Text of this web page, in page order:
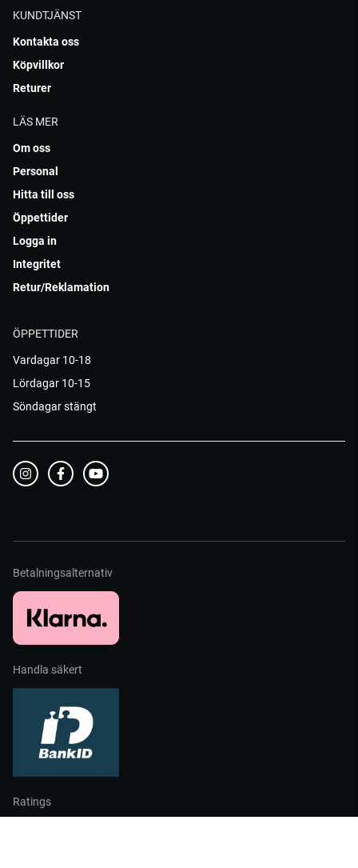
KUNDTJÄNST
Kontakta oss
Köpvillkor
Returer
LÄS MER
Om oss
Personal
Hitta till oss
Öppettider
Logga in
Integritet
Retur/Reklamation
ÖPPETTIDER
Vardagar 10-18
Lördagar 10-15
Söndagar stängt
Betalningsalternativ
Handla säkert
Ratings